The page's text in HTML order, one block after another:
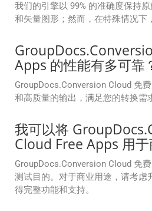
我们的引擎以 99% 的准确度保持
和矢量图形；然而，在特殊情况下
Apps 的性能有多可靠
GroupDocs.Conversion Cloud 免
和高质量的输出，满足您的转换需
我可以将
Cloud Free Apps 用于
GroupDocs.Conversion Cloud 免
测试目的。对于商业用途，请考虑
得完整功能和支持。